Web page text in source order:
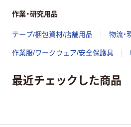
作業・研究用品
テープ/梱包資材/店舗用品 物流・
作業服/ワークウェア/安全保護具
最近チェックした商品